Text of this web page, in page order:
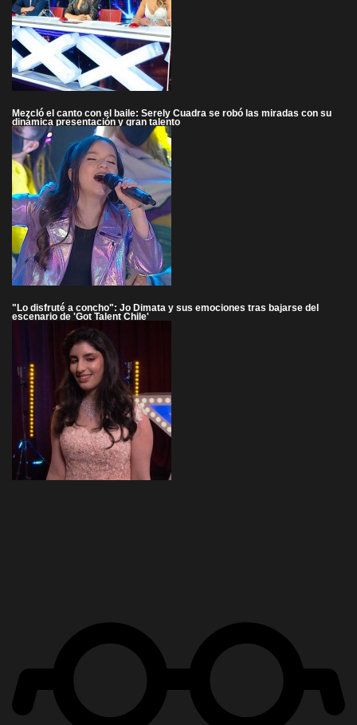
Mezcló el canto con el baile: Serely Cuadra se robó las miradas con su
dinámica presentación y gran talento
"Lo disfruté a concho": Jo Dimata y sus emociones tras bajarse del
escenario de 'Got Talent Chile'